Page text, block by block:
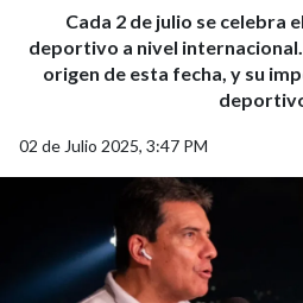
Cada 2 de julio se celebra
deportivo a nivel internacional.
origen de esta fecha, y su
02 de Julio 2025, 3:47 PM